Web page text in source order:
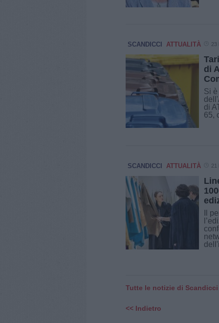
SCANDICCI ATTUALITÀ 23
di
Si
di
65,
SCANDICCI ATTUALITÀ 21
Il
Tutte le notizie di Scandicci
<< Indietro